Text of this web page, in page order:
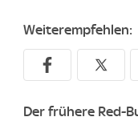
Weiterempfehlen:
Der frühere Red-